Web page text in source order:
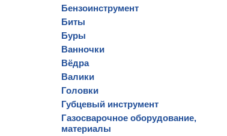
Бензоинструмент
Биты
Буры
Ванночки
Вёдра
Валики
Головки
Губцевый инструмент
Газосварочное оборудование,
материалы